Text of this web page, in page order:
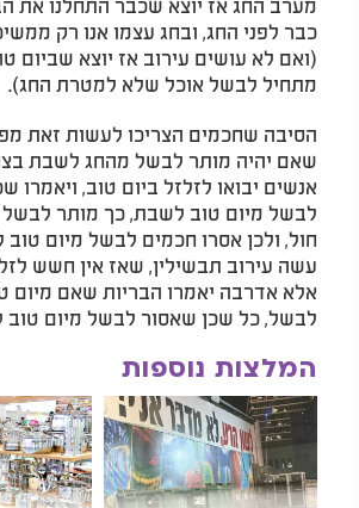
כבר לפני החג, ובחג עצמו אנו רק
(ואם לא עושים עירוב אז יוצא שביום
מתחיל לבשל אוכל שלא למטרת החג).
הסיבה שחכמים הצריכו לעשות זאת
שאם יהיה מותר לבשל מהחג לשבת
אנשים יבואו לזלזל ביום טוב, ויאמרו
לבשל מיום טוב לשבת, כך מותר לבשל
חול, ולכן אסרו חכמים לבשל מיום
עשה עירוב תבשילין, שאז אין חשש
אלא אדרבה יאמרו הבריות שאם מיום
לבשל, כל שכן שאסור לבשל מיום טוב
המלצות נוספות